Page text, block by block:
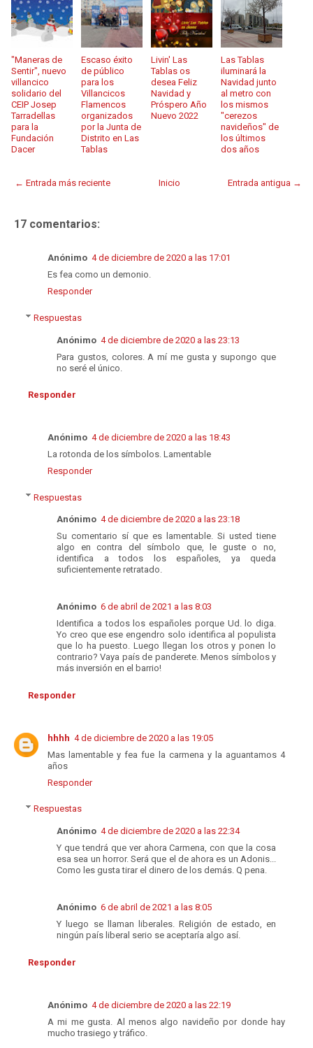
"Maneras de
Sentir", nuevo
villancico
solidario del
CEIP Josep
Tarradellas
para la
Fundación
Dacer
Escaso éxito
de público
para los
Villancicos
Flamencos
organizados
por la Junta de
Distrito en Las
Tablas
Livin' Las
Tablas os
desea Feliz
Navidad y
Próspero Año
Nuevo 2022
Las Tablas
iluminará la
Navidad junto
al metro con
los mismos
"cerezos
navideños" de
los últimos
dos años
← Entrada más reciente Entrada antigua →
Inicio
17 comentarios:
Anónimo 4 de diciembre de 2020 a las 17:01
Es fea como un demonio.
Responder
Respuestas
Anónimo 4 de diciembre de 2020 a las 23:13
Para gustos, colores. A mí me gusta y supongo que
no seré el único.
Responder
Anónimo 4 de diciembre de 2020 a las 18:43
La rotonda de los símbolos. Lamentable
Responder
Respuestas
Anónimo 4 de diciembre de 2020 a las 23:18
Su comentario sí que es lamentable. Si usted tiene
algo en contra del símbolo que, le guste o no,
identifica a todos los españoles, ya queda
suficientemente retratado.
Anónimo 6 de abril de 2021 a las 8:03
Identifica a todos los españoles porque Ud. lo diga.
Yo creo que ese engendro solo identifica al populista
que lo ha puesto. Luego llegan los otros y ponen lo
contrario? Vaya país de panderete. Menos símbolos y
más inversión en el barrio!
Responder
hhhh 4 de diciembre de 2020 a las 19:05
Mas lamentable y fea fue la carmena y la aguantamos 4
años
Responder
Respuestas
Anónimo 4 de diciembre de 2020 a las 22:34
Y que tendrá que ver ahora Carmena, con que la cosa
esa sea un horror. Será que el de ahora es un Adonis...
Como les gusta tirar el dinero de los demás. Q pena.
Anónimo 6 de abril de 2021 a las 8:05
Y luego se llaman liberales. Religión de estado, en
ningún país liberal serio se aceptaría algo así.
Responder
Anónimo 4 de diciembre de 2020 a las 22:19
A mi me gusta. Al menos algo navideño por donde hay
mucho trasiego y tráfico.